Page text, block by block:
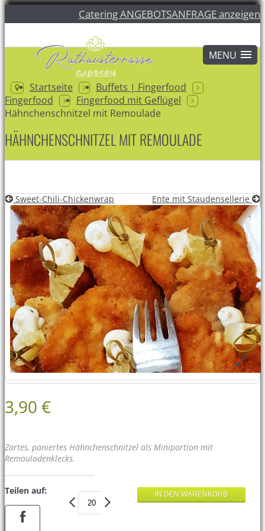
Catering ANGEBOTSANFRAGE anzeigen
Startseite
Buffets | Fingerfood
Fingerfood
Fingerfood mit Geflügel
Hähnchenschnitzel mit Remoulade
HÄHNCHENSCHNITZEL MIT REMOULADE
Sweet-Chili-Chickenwrap Ente mit Staudensellerie
3,90 €
Zartes, paniertes Hähnchenschnitzel als Miniportion mit
Remouladenklecks.
Teilen auf: